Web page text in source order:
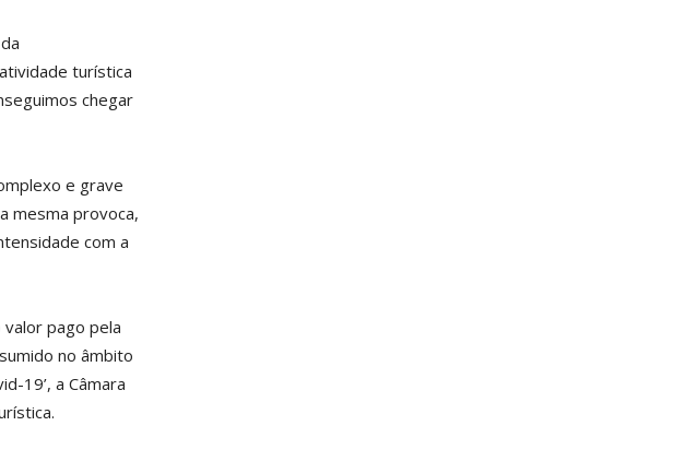
turística
chegar
e grave
mesma provoca,
com a
pago pela
no âmbito
19’, a Câmara